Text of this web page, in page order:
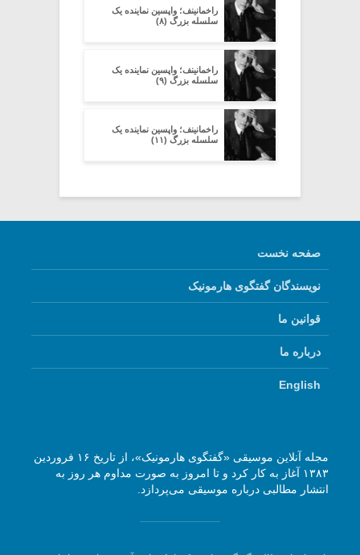
راخمانینف؛ واپسین نماینده یک
سلسله بزرگ (۸)
راخمانینف؛ واپسین نماینده یک
سلسله بزرگ (۹)
راخمانینف؛ واپسین نماینده یک
سلسله بزرگ (۱۱)
صفحه نخست
نویسندگان گفتگوی هارمونیک
قوانین ما
درباره ما
English
مجله آنلاین موسیقی «گفتگوی هارمونیک»، از تاریخ ۱۶ فروردین
۱۳۸۳ آغاز به کار کرد و تا امروز به صورت مداوم هر روز به
انتشار مطالبی درباره موسیقی می‌پردازد.